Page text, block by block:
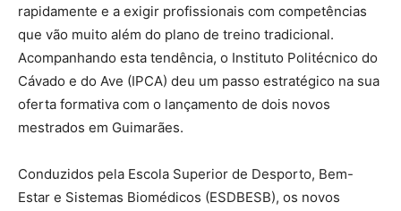
rapidamente e a exigir profissionais com competências
que vão muito além do plano de treino tradicional.
Acompanhando esta tendência, o Instituto Politécnico do
Cávado e do Ave (IPCA) deu um passo estratégico na sua
oferta formativa com o lançamento de dois novos
mestrados em Guimarães.
Conduzidos pela Escola Superior de Desporto, Bem-
Estar e Sistemas Biomédicos (ESDBESB), os novos